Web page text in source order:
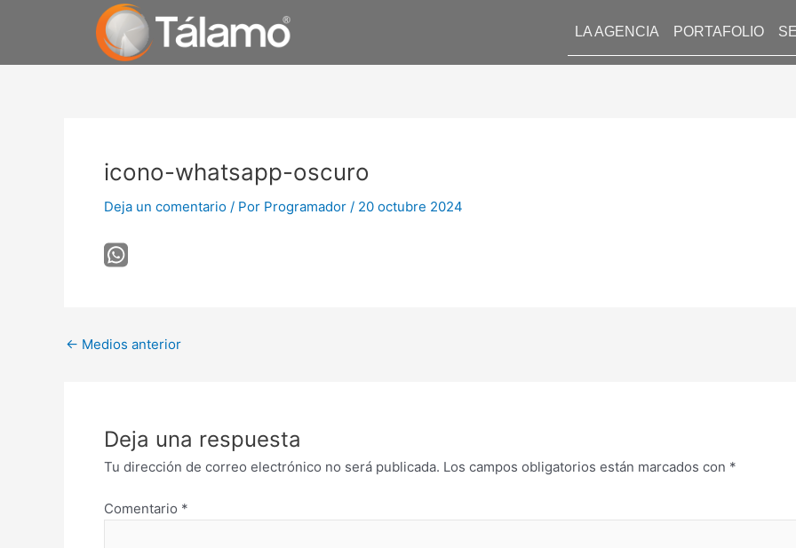
LA AGENCIA PORTAFOLIO
icono-whatsapp-oscuro
Deja un comentario / Por Programador / 20 octubre 2024
entradas
← Medios anterior
Deja una respuesta
Tu dirección de correo electrónico no será publicada. Los campos obligatorios están marcados con *
Comentario *